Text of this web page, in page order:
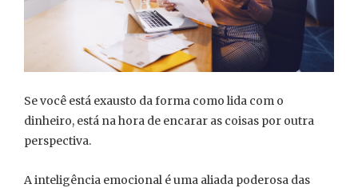
Se você está exausto da forma como lida com o
dinheiro, está na hora de encarar as coisas por outra
perspectiva.
A inteligência emocional é uma aliada poderosa das